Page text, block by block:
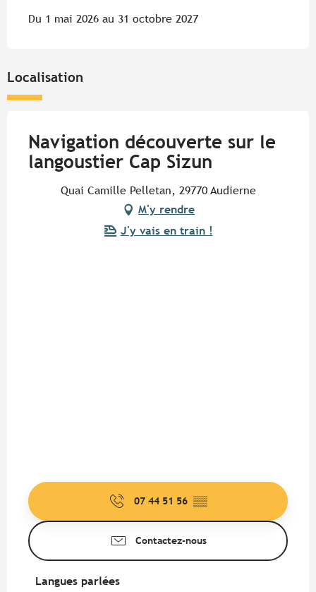
Du 1 mai 2026 au 31 octobre 2027
Localisation
Navigation découverte sur le
langoustier Cap Sizun
Quai Camille Pelletan, 29770 Audierne
M'y rendre
J'y vais en train !
07 44 51 56 ▒▒
Contactez-nous
Langues parlées
Langues parlées